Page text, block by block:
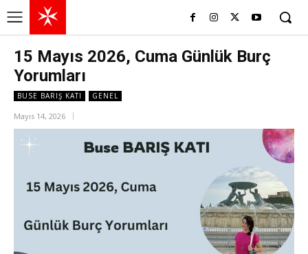
15 Mayıs 2026, Cuma Günlük Burç
Yorumları
BUSE BARIŞ KATI GENEL
Mayıs 14, 2026